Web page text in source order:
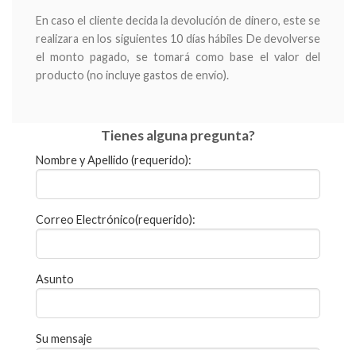
En caso el cliente decida la devolución de dinero, este se
realizara en los siguientes 10 días hábiles De devolverse
el monto pagado, se tomará como base el valor del
producto (no incluye gastos de envío).
Tienes alguna pregunta?
Nombre y Apellido (requerido):
Correo Electrónico(requerido):
Asunto
Su mensaje